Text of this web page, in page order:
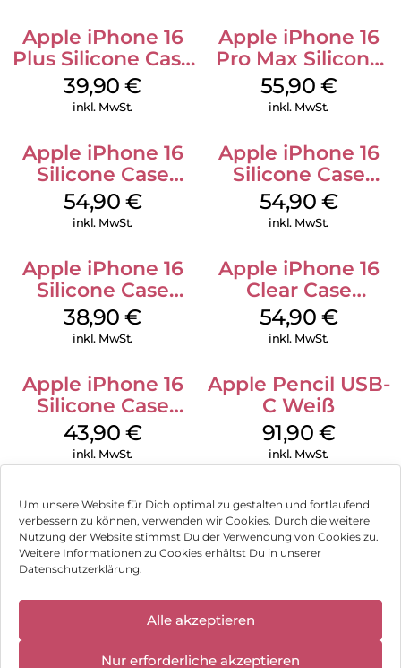
Um unsere Website für Dich optimal zu gestalten und fortlaufend
verbessern zu können, verwenden wir Cookies. Durch die weitere
Nutzung der Website stimmst Du der Verwendung von Cookies zu.
Weitere Informationen zu Cookies erhältst Du in unserer
Datenschutzerklärung.
Alle akzeptieren
Nur erforderliche akzeptieren
Apple iPhone 16
Plus Silicone Case
MagSafe Plum
39,90€
inkl. MwSt.
Apple iPhone 16
Pro Max Silicone
Case MagSafe
Stone Gray
55,90 €
inkl. MwSt.
Apple iPhone 16
Silicone Case
MagSafe Black
54,90 €
inkl. MwSt.
Apple iPhone 16
Silicone Case
MagSafe Lake
Green
54,90 €
inkl. MwSt.
Apple iPhone 16
Silicone Case
MagSafe
Ultramarine
38,90€
inkl. MwSt.
Apple iPhone 16
Clear Case
MagSafe
Transparent
54,90 €
inkl. MwSt.
Apple iPhone 16
Silicone Case
MagSafe Plum
43,90 €
inkl. MwSt.
Apple Pencil USB-
C Weiß
91,90 €
inkl. MwSt.
Impressum
geschlossen: